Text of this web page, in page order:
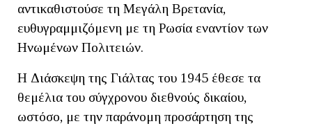
αντικαθιστούσε τη Μεγάλη Βρετανία,
ευθυγραμμιζόμενη με τη Ρωσία εναντίον των
Ηνωμένων Πολιτειών.
Η Διάσκεψη της Γιάλτας του 1945 έθεσε τα
θεμέλια του σύγχρονου διεθνούς δικαίου,
ωστόσο, με την παράνομη προσάρτηση της